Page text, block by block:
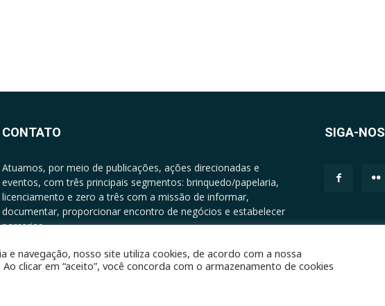
CONTATO
Atuamos, por meio de publicações, ações direcionadas e
eventos, com três principais segmentos: brinquedo/papelaria,
licenciamento e zero a três com a missão de informar,
documentar, proporcionar encontro de negócios e estabelecer
parcerias.
SIGA-NOS
e navegação, nosso site utiliza cookies, de acordo com a nossa
Ao clicar em “aceito”, você concorda com o armazenamento de cookies